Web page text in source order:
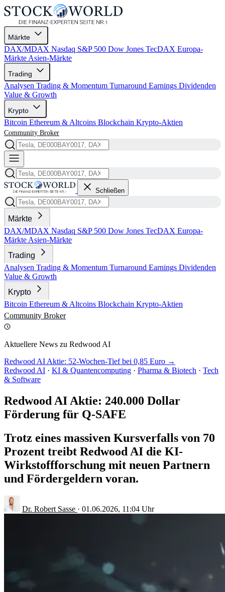
Märkte
DAX/MDAX Nasdaq S&P 500 Dow Jones TecDAX Europa-
Märkte Asien-Märkte
Trading
Analysen Trading & Momentum Turnaround Earnings Dividenden
Value & Growth
Krypto
Bitcoin Ethereum & Altcoins Blockchain Krypto-Aktien
Community Broker
Schließen
Märkte
DAX/MDAX Nasdaq S&P 500 Dow Jones TecDAX Europa-
Märkte Asien-Märkte
Trading
Analysen Trading & Momentum Turnaround Earnings Dividenden
Value & Growth
Krypto
Bitcoin Ethereum & Altcoins Blockchain Krypto-Aktien
Community Broker
Aktuellere News zu Redwood AI
Redwood AI Aktie: 52-Wochen-Tief bei 0,85 Euro →
Redwood AI · KI & Quantencomputing · Pharma & Biotech · Tech
& Software
Redwood AI Aktie: 240.000 Dollar
Förderung für Q-SAFE
Trotz eines massiven Kursverfalls von 70
Prozent treibt Redwood AI die KI-
Wirkstoffforschung mit neuen Partnern
und Fördergeldern voran.
Dr. Robert Sasse · 01.06.2026, 11:04 Uhr